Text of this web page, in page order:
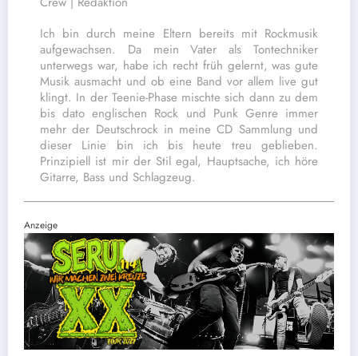
Ich bin durch meine Eltern bereits mit Rockmusik
aufgewachsen. Da mein Vater als Tontechniker
unterwegs war, habe ich recht früh gelernt, was gute
Musik ausmacht und ob eine Band vor allem live gut
klingt. In der Teenie-Phase mischte sich dann zu dem
bis dato englischen Rock und Punk Genre immer
mehr der Deutschrock in meine CD Sammlung und
dieser Linie bin ich bis heute treu geblieben.
Prinzipiell ist mir der Stil egal, Hauptsache, ich höre
Gitarre, Bass und Schlagzeug.
Anzeige